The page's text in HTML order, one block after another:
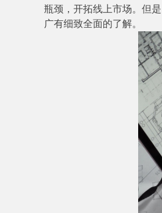
瓶颈，开拓线上市场。但
广有细致全面的了解。